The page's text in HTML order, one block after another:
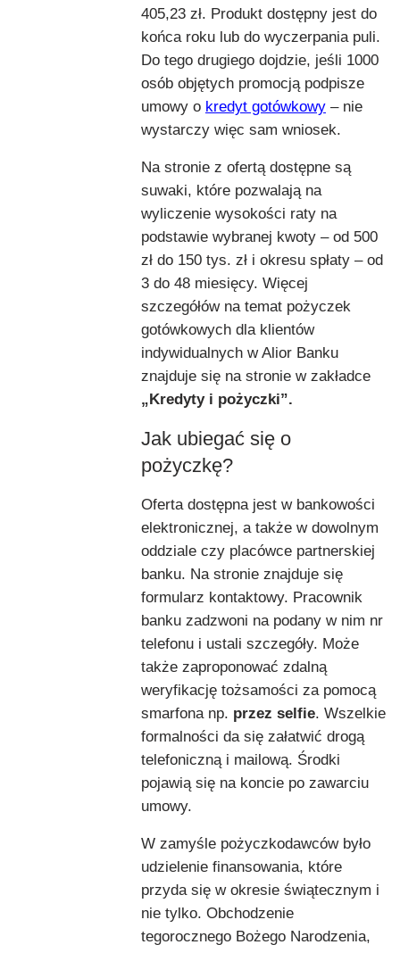
405,23 zł. Produkt dostępny jest do
końca roku lub do wyczerpania puli.
Do tego drugiego dojdzie, jeśli 1000
osób objętych promocją podpisze
umowy o kredyt gotówkowy – nie
wystarczy więc sam wniosek.
Na stronie z ofertą dostępne są
suwaki, które pozwalają na
wyliczenie wysokości raty na
podstawie wybranej kwoty – od 500
zł do 150 tys. zł i okresu spłaty – od
3 do 48 miesięcy. Więcej
szczegółów na temat pożyczek
gotówkowych dla klientów
indywidualnych w Alior Banku
znajduje się na stronie w zakładce
„Kredyty i pożyczki”.
Jak ubiegać się o
pożyczkę?
Oferta dostępna jest w bankowości
elektronicznej, a także w dowolnym
oddziale czy placówce partnerskiej
banku. Na stronie znajduje się
formularz kontaktowy. Pracownik
banku zadzwoni na podany w nim nr
telefonu i ustali szczegóły. Może
także zaproponować zdalną
weryfikację tożsamości za pomocą
smarfona np. przez selfie. Wszelkie
formalności da się załatwić drogą
telefoniczną i mailową. Środki
pojawią się na koncie po zawarciu
umowy.
W zamyśle pożyczkodawców było
udzielenie finansowania, które
przyda się w okresie świątecznym i
nie tylko. Obchodzenie
tegorocznego Bożego Narodzenia,